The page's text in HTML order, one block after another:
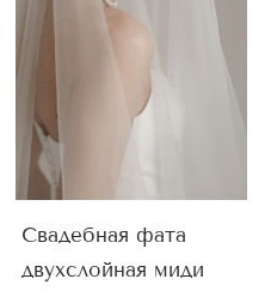
Свадебная фата
двухслойная миди